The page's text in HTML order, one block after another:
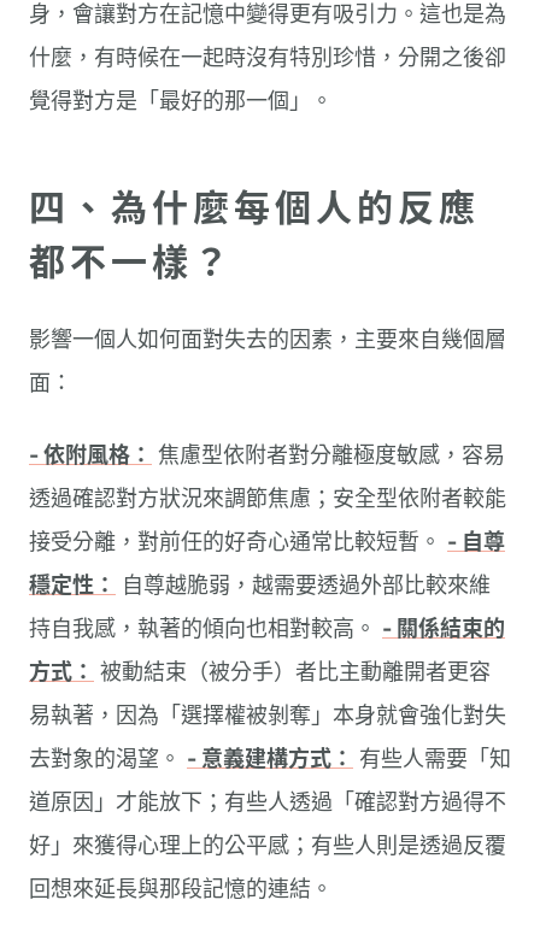
身，會讓對方在記憶中變得更有吸引力。這也是為
什麼，有時候在一起時沒有特別珍惜，分開之後卻
覺得對方是「最好的那一個」。
四、為什麼每個人的反應
都不一樣？
影響一個人如何面對失去的因素，主要來自幾個層
面：
- 依附風格： 焦慮型依附者對分離極度敏感，容易
透過確認對方狀況來調節焦慮；安全型依附者較能
接受分離，對前任的好奇心通常比較短暫。 - 自尊
穩定性：
自尊越脆弱，越需要透過外部比較來維
持自我感，執著的傾向也相對較高。 - 關係結束的
方式： 被動結束（被分手）者比主動離開者更容
易執著，因為「選擇權被剝奪」本身就會強化對失
去對象的渴望。 - 意義建構方式：
有些人需要「知
道原因」才能放下；有些人透過「確認對方過得不
好」來獲得心理上的公平感；有些人則是透過反覆
回想來延長與那段記憶的連結。